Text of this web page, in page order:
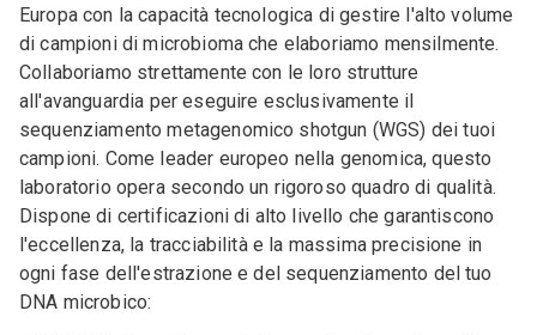
Europa con la capacità tecnologica di gestire l'alto volume
di campioni di microbioma che elaboriamo mensilmente.
Collaboriamo strettamente con le loro strutture
all'avanguardia per eseguire esclusivamente il
sequenziamento metagenomico shotgun (WGS) dei tuoi
campioni. Come leader europeo nella genomica, questo
laboratorio opera secondo un rigoroso quadro di qualità.
Dispone di certificazioni di alto livello che garantiscono
l'eccellenza, la tracciabilità e la massima precisione in
ogni fase dell'estrazione e del sequenziamento del tuo
DNA microbico: